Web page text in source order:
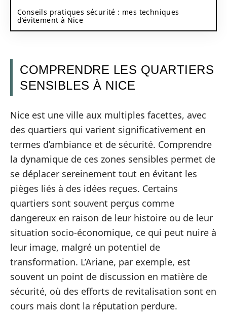
Conseils pratiques sécurité : mes techniques
d’évitement à Nice
COMPRENDRE LES QUARTIERS
SENSIBLES À NICE
Nice est une ville aux multiples facettes, avec
des quartiers qui varient significativement en
termes d’ambiance et de sécurité. Comprendre
la dynamique de ces zones sensibles permet de
se déplacer sereinement tout en évitant les
pièges liés à des idées reçues. Certains
quartiers sont souvent perçus comme
dangereux en raison de leur histoire ou de leur
situation socio-économique, ce qui peut nuire à
leur image, malgré un potentiel de
transformation. L’Ariane, par exemple, est
souvent un point de discussion en matière de
sécurité, où des efforts de revitalisation sont en
cours mais dont la réputation perdure.